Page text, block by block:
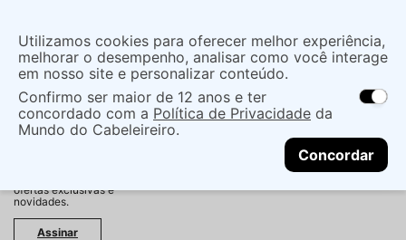
localização
As ofertas e opções de entrega variam de
acordo com a região.Não sei meu CEP
CONTINUAR
O que você procura?
ofertas exclusivas e
novidades.
Assinar
Utilizamos cookies para oferecer melhor experiência,
melhorar o desempenho, analisar como você interage
em nosso site e personalizar conteúdo.
Confirmo ser maior de 12 anos e ter
concordado com a Política de Privacidade da
Mundo do Cabeleireiro.
Concordar